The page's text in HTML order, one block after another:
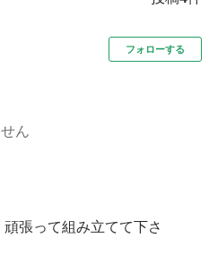
フォローする
ん
張って組み立てて下さ